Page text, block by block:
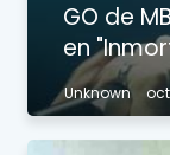
GO de
en
Unknown